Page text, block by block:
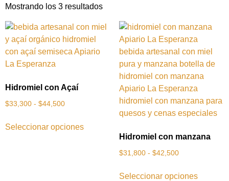
Mostrando los 3 resultados
Hidromiel con Açaí
$33,300 - $44,500
Seleccionar opciones
Hidromiel con manzana
$31,800 - $42,500
Seleccionar opciones